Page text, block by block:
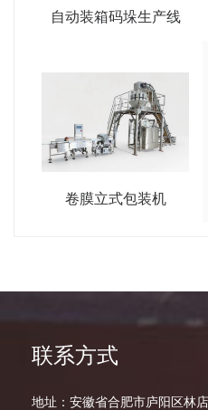
自动装箱码垛生产线
卷膜立式包装机
联系方式
地址：安徽省合肥市庐阳区林